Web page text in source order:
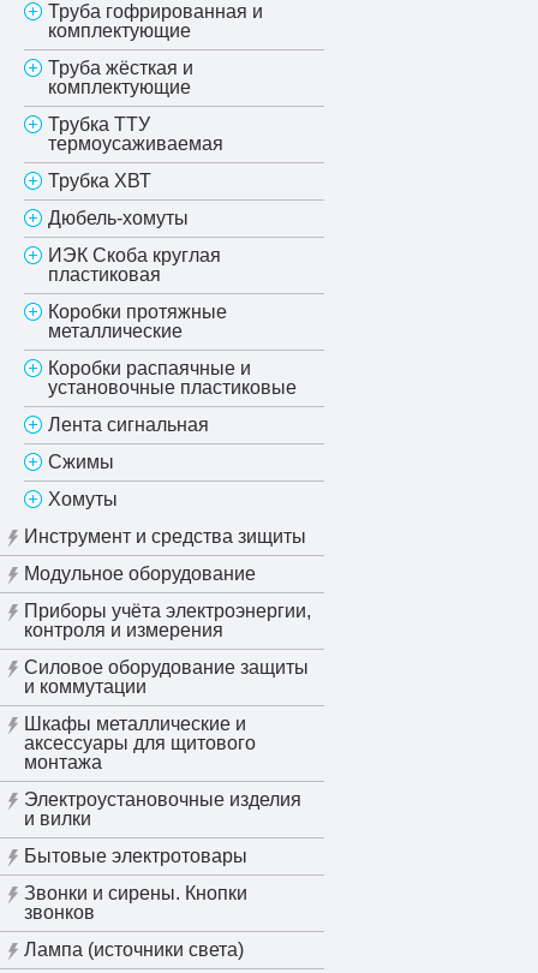
Труба гофрированная и
комплектующие
Труба жёсткая и
комплектующие
Трубка ТТУ
термоусаживаемая
Трубка ХВТ
Дюбель-хомуты
ИЭК Скоба круглая
пластиковая
Коробки протяжные
металлические
Коробки распаячные и
установочные пластиковые
Лента сигнальная
Сжимы
Хомуты
Инструмент и средства зищиты
Модульное оборудование
Приборы учёта электроэнергии,
контроля и измерения
Силовое оборудование защиты
и коммутации
Шкафы металлические и
аксессуары для щитового
монтажа
Электроустановочные изделия
и вилки
Бытовые электротовары
Звонки и сирены. Кнопки
звонков
Лампа (источники света)